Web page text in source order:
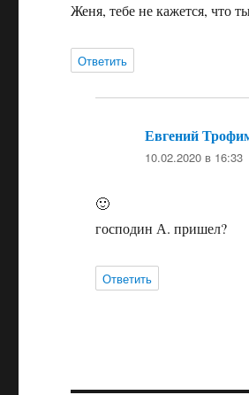
Женя, тебе не кажется, что
Ответить
Евгений
10.02.2020 в 16:33
🙂
господин А. пришел?
Ответить